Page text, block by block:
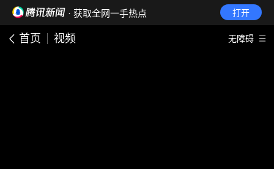
· 获取全网一手热点 打开
首页 视频 无障碍